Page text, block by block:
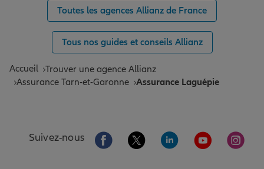
Toutes les agences Allianz de France
Tous nos guides et conseils Allianz
Accueil Trouver une agence Allianz
Assurance Tarn-et-Garonne Assurance Laguépie
Suivez-nous Aller sur la page Facebook de Allianz
Aller sur la page Twitter de
Aller sur la page
Aller sur la
Aller